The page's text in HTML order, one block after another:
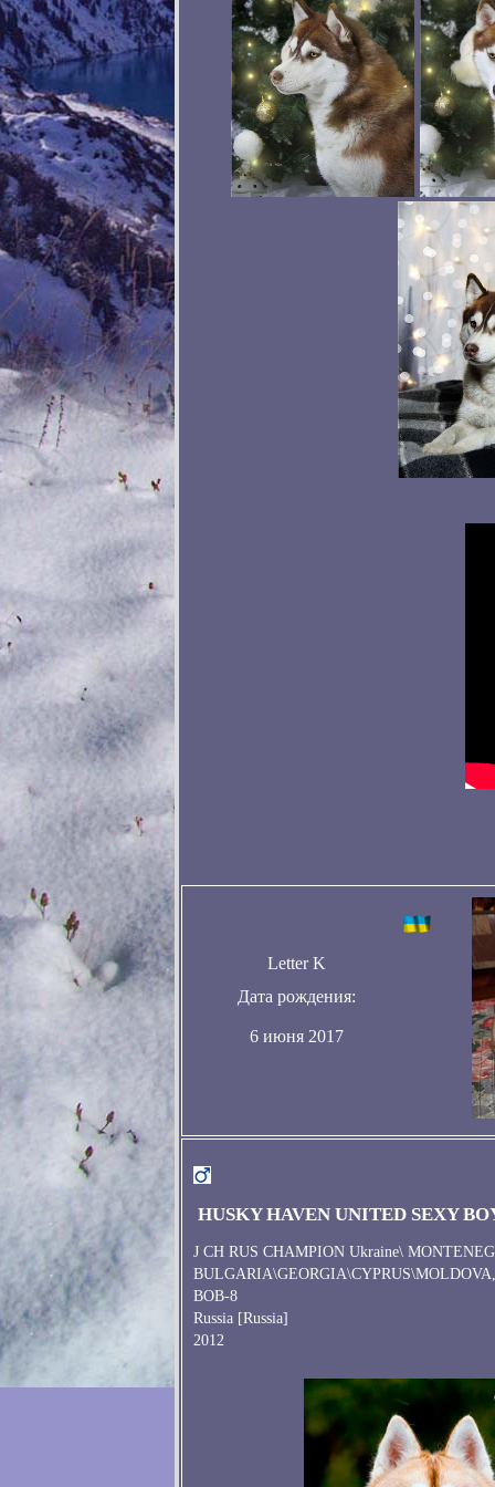
Letter K
Дата рождения:
6 июня 2017
HUSKY HAVEN UNITED SEXY
J CH RUS CHAMPION Ukraine\
BOB-8
Russia [Russia]
2012